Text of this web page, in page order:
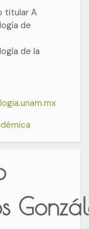
titular A
de
de la